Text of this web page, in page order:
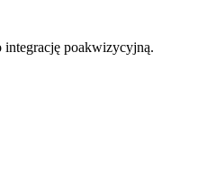
poakwizycyjną.